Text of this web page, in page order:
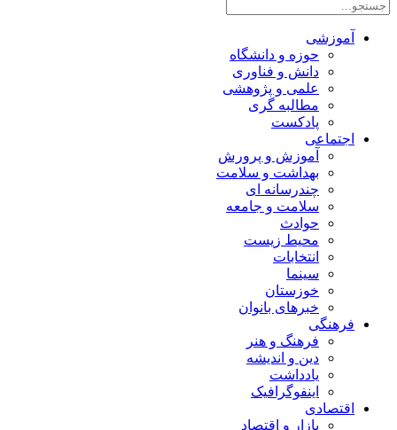
آموزشی
حوزه و دانشگاه
دانش و فناوری
علمی و پژوهشی
مطالبه گری
پادکست
اجتماعی
آموزش و پرورش
بهداشت و سلامت
چندرسانه ای
سلامت و جامعه
حوادث
محیط زیست
انتخابات
سینما
خوزستان
خبرهای بانوان
فرهنگی
فرهنگ و هنر
دین و اندیشه
یادداشت
اینفوگرافیک
اقتصادی
بازار و اقتصاد